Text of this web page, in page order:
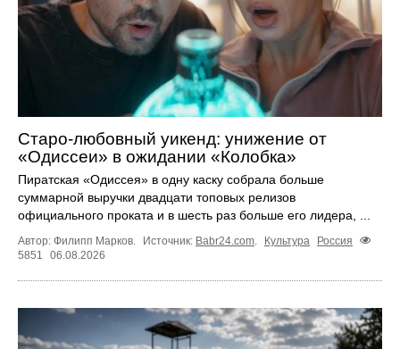
Старо-любовный уикенд: унижение от
«Одиссеи» в ожидании «Колобка»
Пиратская «Одиссея» в одну каску собрала больше
суммарной выручки двадцати топовых релизов
официального проката и в шесть раз больше его лидера, ...
Автор: Филипп Марков. Источник: Babr24.com. Культура
Россия
5851
06.08.2026